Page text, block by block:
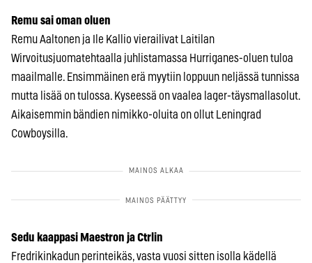
Remu sai oman oluen
Remu Aaltonen ja Ile Kallio vierailivat Laitilan
Wirvoitusjuomatehtaalla juhlistamassa Hurriganes-oluen tuloa
maailmalle. Ensimmäinen erä myytiin loppuun neljässä tunnissa
mutta lisää on tulossa. Kyseessä on vaalea lager-täysmallasolut.
Aikaisemmin bändien nimikko-oluita on ollut Leningrad
Cowboysilla.
Sedu kaappasi Maestron ja Ctrlin
Fredrikinkadun perinteikäs, vasta vuosi sitten isolla kädellä